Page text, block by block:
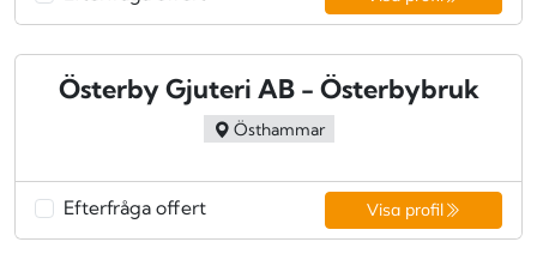
Österby Gjuteri AB - Österbybruk
Östhammar
Efterfråga offert Visa profil